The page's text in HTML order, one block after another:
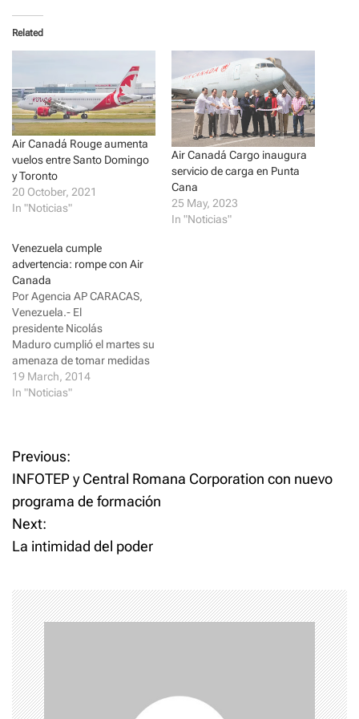
t
o
s
o
n
T
w
i
t
t
e
r
(
O
p
e
i
n
n
e
w
w
i
n
d
o
w
)
e
o
n
F
a
c
e
b
o
(
s
i
n
w
w
i
n
d
o
w
)
Related
Air Canadá Rouge aumenta
vuelos entre Santo Domingo
y Toronto
20 October, 2021
In "Noticias"
Air Canadá Cargo inaugura
servicio de carga en Punta
Cana
25 May, 2023
In "Noticias"
Venezuela cumple
advertencia: rompe con Air
Canada
Por Agencia AP CARACAS,
Venezuela.- El
presidente Nicolás
Maduro cumplió el martes su
amenaza de tomar medidas
contra las líneas aéreas que
cancelaran vuelos hacia o
Canada había anunciado
que suspendía sus viajes a
Venezuela porque no podía
garantizar la seguridad de…
19 March, 2014
In "Noticias"
P
o
s
n
a
v
i
Previous:
INFOTEP y Central Romana Corporation con nuevo
programa de formación
Next:
La intimidad del poder